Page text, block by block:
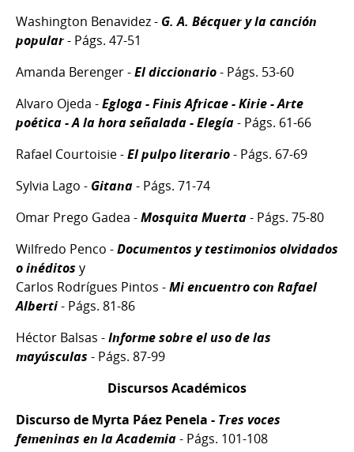
Washington Benavidez - G. A. Bécquer y la canción
popular- Págs. 47-51
Amanda Berenger -El diccionario- Págs. 53-60
Alvaro Ojeda -Egloga - Finis Africae - Kirie - Arte
poética - A la hora señalada - Elegía- Págs. 61-66
Rafael Courtoisie-El pulpo literario- Págs. 67-69
Sylvia Lago - Gitana- Págs. 71-74
Omar Prego Gadea -Mosquita Muerta- Págs. 75-80
Wilfredo Penco -Documentos y testimonios olvidados
o inéditos y
Carlos Rodrígues Pintos -Mi encuentro con Rafael
Alberti- Págs. 81-86
Héctor Balsas -Informe sobre el uso de las
mayúsculas - Págs. 87-99
Discursos Académicos
Discurso de Myrta Páez Penela - Tres voces
femeninas en la Academia- Págs. 101-108